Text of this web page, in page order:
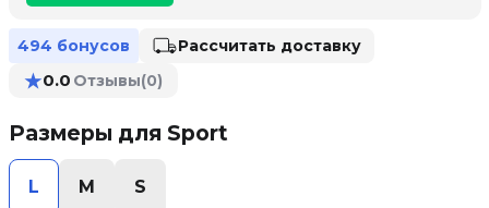
494 бонусов Рассчитать доставку
★0.0 Отзывы(0)
Размеры для Sport
L M S